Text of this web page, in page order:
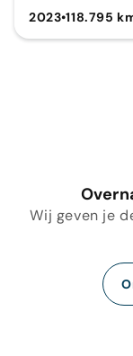
2023•118.795
Wij geven je